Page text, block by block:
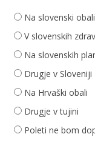
Na slovenski obali
V slovenskih
Na slovenskih
Drugje v Sloveniji
Na Hrvaški obali
Drugje v tujini
Poleti ne bom